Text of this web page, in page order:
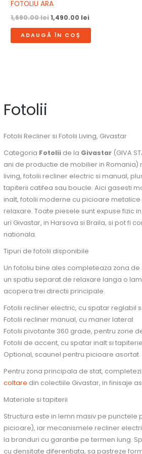
Fotolii
Fotolii Recliner si Fotolii Living, Givastar
Categoria Fotolii de la Givastar (GIVA
ani de productie de mobilier in Romania)
living, fotolii recliner electric si manual,
tapiterii catifea sau boucle. Aici gasesti
inalt, fotolii moderne cu picioare
relaxare. Toate piesele sunt expuse fizic
uri Givastar, in Harsova si Braila, si pot fi
nationala.
Tipuri de fotolii disponibile
Un fotoliu bine ales completeaza zona
un spatiu separat de relaxare langa o
acopera trei directii principale.
Fotolii recliner electric, cu spatar reglabil
Fotolii recliner manual, cu maner lateral
Fotolii pivotante 360 grade, pentru zone
Fotolii de accent, cu spatar inalt si
Optional, scaunel pentru picioare asortat
Pentru zona principala de stat,
coltare din colectiile Givastar, in finisaje
Materiale si tapiterii
Structura este in lemn masiv pe punctele
picioare), iar mecanismele recliner
la branduri cu garantie pe termen lung.
cu densitate diferentiata, sa pastreze
FOTOLIU ARA
1,690.00lei1,490.00 lei
ADAUGĂ ÎN COȘ